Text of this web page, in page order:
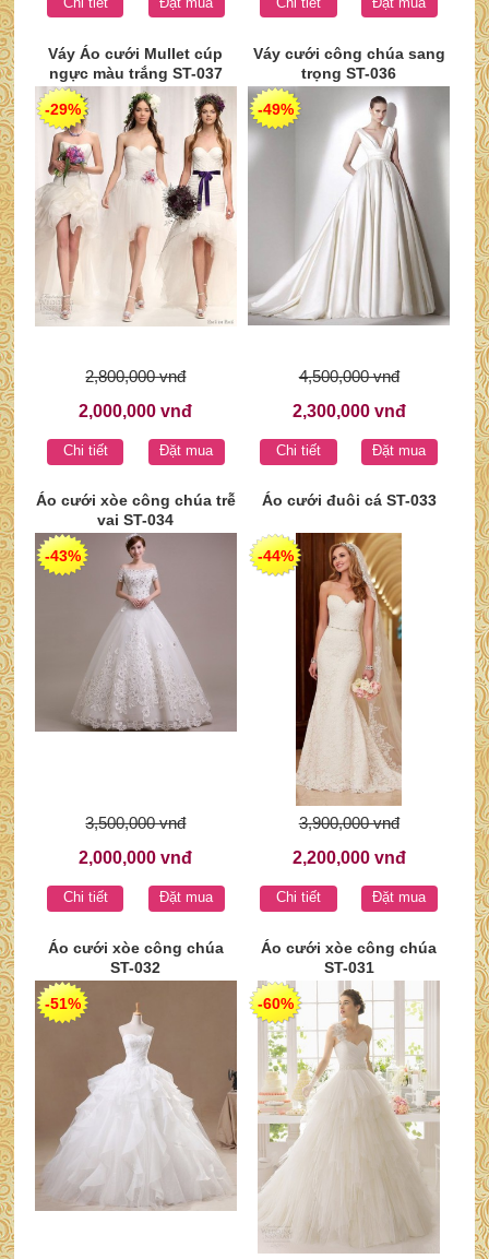
Váy Áo cưới Mullet cúp
ngực màu trắng ST-037
-29%
2,800,000 vnđ
2,000,000 vnđ
Chi tiết Đặt mua
Váy cưới công chúa sang
trọng ST-036
-49%
4,500,000 vnđ
2,300,000 vnđ
Chi tiết Đặt mua
Áo cưới xòe công chúa trễ
vai ST-034
-43%
3,500,000 vnđ
2,000,000 vnđ
Chi tiết Đặt mua
Áo cưới đuôi cá ST-033
-44%
3,900,000 vnđ
2,200,000 vnđ
Chi tiết Đặt mua
Áo cưới xòe công chúa
ST-032
-51%
Áo cưới xòe công chúa
ST-031
-60%